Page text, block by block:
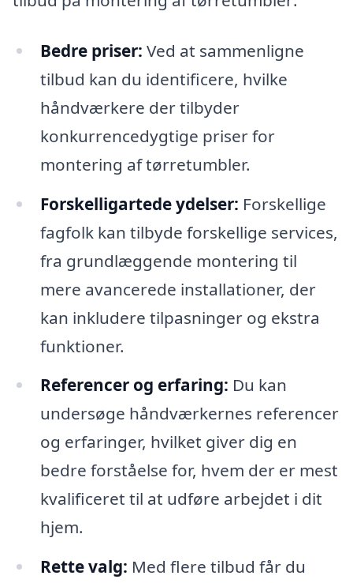
Bedre priser: Ved at sammenligne
tilbud kan du identificere, hvilke
håndværkere der tilbyder
konkurrencedygtige priser for
montering af tørretumbler.
Forskelligartede ydelser: Forskellige
fagfolk kan tilbyde forskellige services,
fra grundlæggende montering til
mere avancerede installationer, der
kan inkludere tilpasninger og ekstra
funktioner.
Referencer og erfaring: Du kan
undersøge håndværkernes referencer
og erfaringer, hvilket giver dig en
bedre forståelse for, hvem der er mest
kvalificeret til at udføre arbejdet i dit
hjem.
Rette valg: Med flere tilbud får du